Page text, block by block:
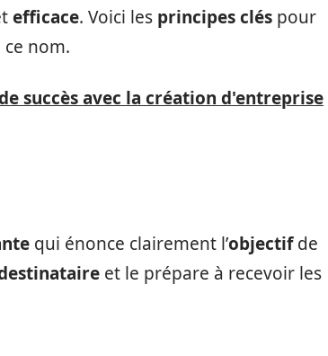
efficace. Voici les principes clés pour
nom.
succès avec la création d'entreprise
qui énonce clairement l’objectifde
et le prépare à recevoir les